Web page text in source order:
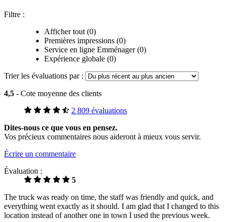
Filtre :
Afficher tout (0)
Premières impressions (0)
Service en ligne Emménager (0)
Expérience globale (0)
Trier les évaluations par :
4,5 - Cote moyenne des clients
2 809 évaluations
Dites-nous ce que vous en pensez.
Vos précieux commentaires nous aideront à mieux vous servir.
Écrire un commentaire
Évaluation :
5
The truck was ready on time, the staff was friendly and quick, and
everything went exactly as it should. I am glad that I changed to this
location instead of another one in town I used the previous week.